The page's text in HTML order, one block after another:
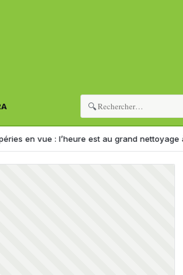
🔍
est au grand nettoyage à travers le pays